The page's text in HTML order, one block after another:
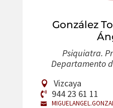
González
Psiquiatra.
Departamento
Vizcaya
944 23 61 11